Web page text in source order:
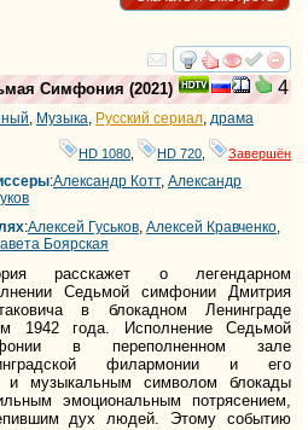
смотреть
4
Симфония (2021)
Музыка Русский сериал драма
HD 1080 HD 720 Завершён
:Александр Котт, Александр
:Алексей Гуськов Алексей Кравченко
Боярская
расскажет о легендарном
Седьмой симфонии Дмитрия
в блокадном Ленинграде
1942 года. Исполнение Седьмой
в переполненном зале
филармонии и его
и музыкальным символом блокады
эмоциональным потрясением,
дух людей. Этому событию